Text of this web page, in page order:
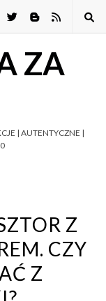
ZA
| AUTENTYCZNE |
Z
CZY
Z